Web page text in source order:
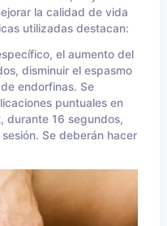
la calidad de vida
utilizadas destacan:
el aumento del
disminuir el espasmo
endorfinas. Se
puntuales en
durante 16 segundos,
Se deberán hacer